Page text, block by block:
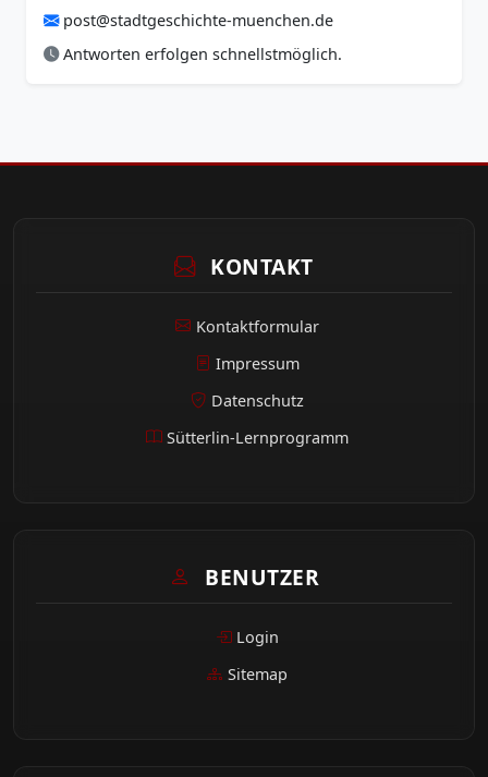
post@stadtgeschichte-muenchen.de
Antworten erfolgen schnellstmöglich.
KONTAKT
Kontaktformular
Impressum
Datenschutz
Sütterlin-Lernprogramm
BENUTZER
Login
Sitemap